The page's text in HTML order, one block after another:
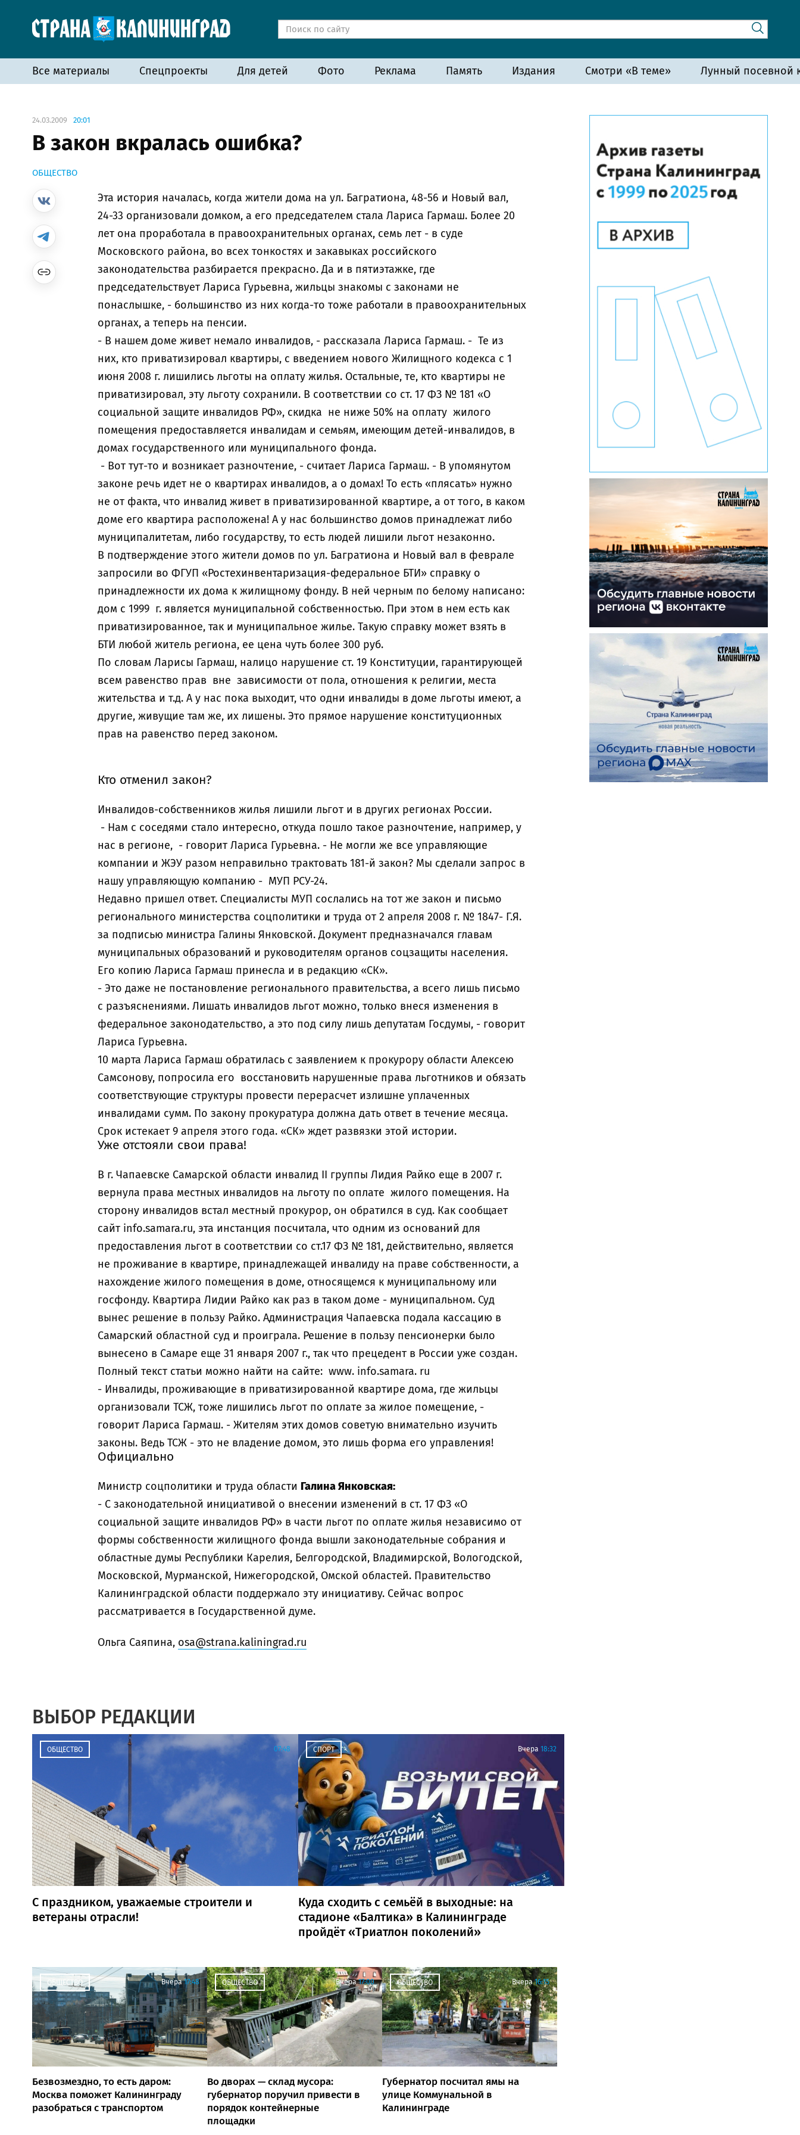
Все материалы Спецпроекты Для детей Фото Реклама Память Издания Смотри «В теме» Лунный посевной
24.03.2009 20:01
В закон вкралась ошибка?
ОБЩЕСТВО
Эта история началась, когда жители дома на ул. Багратиона, 48-56 и Новый вал,
24-33 организовали домком, а его председателем стала Лариса Гармаш. Более 20
лет она проработала в правоохранительных органах, семь лет - в суде
Московского района, во всех тонкостях и закавыках российского
законодательства разбирается прекрасно. Да и в пятиэтажке, где
председательствует Лариса Гурьевна, жильцы знакомы с законами не
понаслышке, - большинство из них когда-то тоже работали в правоохранительных
органах, а теперь на пенсии.
- В нашем доме живет немало инвалидов, - рассказала Лариса Гармаш. - Те из
них, кто приватизировал квартиры, с введением нового Жилищного кодекса с 1
июня 2008 г. лишились льготы на оплату жилья. Остальные, те, кто квартиры не
приватизировал, эту льготу сохранили. В соответствии со ст. 17 ФЗ № 181 «О
социальной защите инвалидов РФ», скидка не ниже 50% на оплату жилого
помещения предоставляется инвалидам и семьям, имеющим детей-инвалидов, в
домах государственного или муниципального фонда.
- Вот тут-то и возникает разночтение, - считает Лариса Гармаш. - В упомянутом
законе речь идет не о квартирах инвалидов, а о домах! То есть «плясать» нужно
не от факта, что инвалид живет в приватизированной квартире, а от того, в каком
доме его квартира расположена! А у нас большинство домов принадлежат либо
муниципалитетам, либо государству, то есть людей лишили льгот незаконно.
В подтверждение этого жители домов по ул. Багратиона и Новый вал в феврале
запросили во ФГУП «Ростехинвентаризация-федеральное БТИ» справку о
принадлежности их дома к жилищному фонду. В ней черным по белому написано:
дом с 1999 г. является муниципальной собственностью. При этом в нем есть как
приватизированное, так и муниципальное жилье. Такую справку может взять в
БТИ любой житель региона, ее цена чуть более 300 руб.
По словам Ларисы Гармаш, налицо нарушение ст. 19 Конституции, гарантирующей
всем равенство прав вне зависимости от пола, отношения к религии, места
жительства и т.д. А у нас пока выходит, что одни инвалиды в доме льготы имеют, а
другие, живущие там же, их лишены. Это прямое нарушение конституционных
прав на равенство перед законом.
Кто отменил закон?
Инвалидов-собственников жилья лишили льгот и в других регионах России.
- Нам с соседями стало интересно, откуда пошло такое разночтение, например, у
нас в регионе, - говорит Лариса Гурьевна. - Не могли же все управляющие
компании и ЖЭУ разом неправильно трактовать 181-й закон? Мы сделали запрос в
нашу управляющую компанию - МУП РСУ-24.
Недавно пришел ответ. Специалисты МУП сослались на тот же закон и письмо
регионального министерства соцполитики и труда от 2 апреля 2008 г. № 1847- Г.Я.
за подписью министра Галины Янковской. Документ предназначался главам
муниципальных образований и руководителям органов соцзащиты населения.
Его копию Лариса Гармаш принесла и в редакцию «СК».
- Это даже не постановление регионального правительства, а всего лишь письмо
с разъяснениями. Лишать инвалидов льгот можно, только внеся изменения в
федеральное законодательство, а это под силу лишь депутатам Госдумы, - говорит
Лариса Гурьевна.
10 марта Лариса Гармаш обратилась с заявлением к прокурору области Алексею
Самсонову, попросила его восстановить нарушенные права льготников и обязать
соответствующие структуры провести перерасчет излишне уплаченных
инвалидами сумм. По закону прокуратура должна дать ответ в течение месяца.
Срок истекает 9 апреля этого года. «СК» ждет развязки этой истории.
Уже отстояли свои права!
В г. Чапаевске Самарской области инвалид II группы Лидия Райко еще в 2007 г.
вернула права местных инвалидов на льготу по оплате жилого помещения. На
сторону инвалидов встал местный прокурор, он обратился в суд. Как сообщает
сайт info.samara.ru, эта инстанция посчитала, что одним из оснований для
предоставления льгот в соответствии со ст.17 ФЗ № 181, действительно, является
не проживание в квартире, принадлежащей инвалиду на праве собственности, а
нахождение жилого помещения в доме, относящемся к муниципальному или
госфонду. Квартира Лидии Райко как раз в таком доме - муниципальном. Суд
вынес решение в пользу Райко. Администрация Чапаевска подала кассацию в
Самарский областной суд и проиграла. Решение в пользу пенсионерки было
вынесено в Самаре еще 31 января 2007 г., так что прецедент в России уже создан.
Полный текст статьи можно найти на сайте: www. info.samara. ru
- Инвалиды, проживающие в приватизированной квартире дома, где жильцы
организовали ТСЖ, тоже лишились льгот по оплате за жилое помещение, -
говорит Лариса Гармаш. - Жителям этих домов советую внимательно изучить
законы. Ведь ТСЖ - это не владение домом, это лишь форма его управления!
Официально
Министр соцполитики и труда области Галина Янковская:
- С законодательной инициативой о внесении изменений в ст. 17 ФЗ «О
социальной защите инвалидов РФ» в части льгот по оплате жилья независимо от
формы собственности жилищного фонда вышли законодательные собрания и
областные думы Республики Карелия, Белгородской, Владимирской, Вологодской,
Московской, Мурманской, Нижегородской, Омской областей. Правительство
Калининградской области поддержало эту инициативу. Сейчас вопрос
рассматривается в Государственной думе.
Ольга Саяпина, osa@strana.kaliningrad.ru
ВЫБОР РЕДАКЦИИ
ОБЩЕСТВО 07:48
С праздником, уважаемые строители и
ветераны отрасли!
СПОРТ Вчера 18:32
Куда сходить с семьёй в выходные: на
стадионе «Балтика» в Калининграде
пройдёт «Триатлон поколений»
ОБЩЕСТВО Вчера 17:48
Безвозмездно, то есть даром:
Москва поможет Калининграду
разобраться с транспортом
ОБЩЕСТВО Вчера 17:00
Во дворах — склад мусора:
губернатор поручил привести в
порядок контейнерные
площадки
ОБЩЕСТВО Вчера 16:15
Губернатор посчитал ямы на
улице Коммунальной в
Калининграде